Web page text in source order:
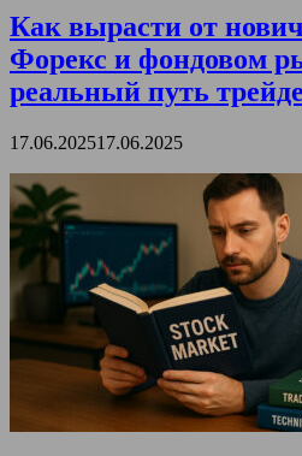
Как вырасти от
Форекс и фондовом
реальный путь
17.06.202517.06.2025